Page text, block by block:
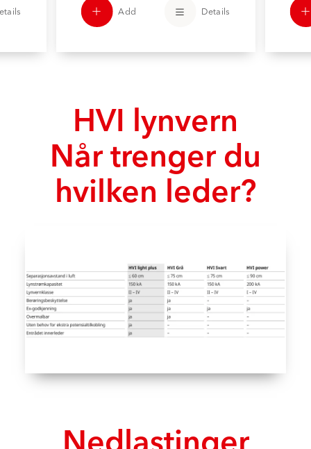
Add Details
HVI lynvern
Når trenger du
hvilken leder?
Nedlastinger